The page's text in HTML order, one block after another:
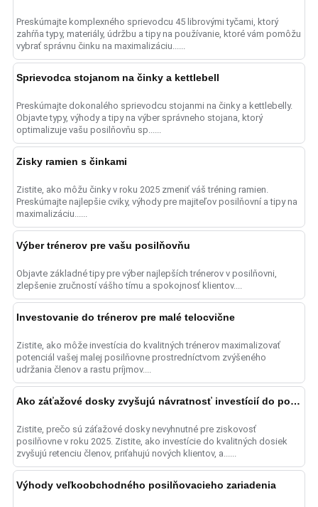
Preskúmajte komplexného sprievodcu 45 librovými tyčami, ktorý
zahŕňa typy, materiály, údržbu a tipy na používanie, ktoré vám pomôžu
vybrať správnu činku na maximalizáciu......
Sprievodca stojanom na činky a kettlebell
Preskúmajte dokonalého sprievodcu stojanmi na činky a kettlebelly.
Objavte typy, výhody a tipy na výber správneho stojana, ktorý
optimalizuje vašu posilňovňu sp......
Zisky ramien s činkami
Zistite, ako môžu činky v roku 2025 zmeniť váš tréning ramien.
Preskúmajte najlepšie cviky, výhody pre majiteľov posilňovní a tipy na
maximalizáciu......
Výber trénerov pre vašu posilňovňu
Objavte základné tipy pre výber najlepších trénerov v posilňovni,
zlepšenie zručností vášho tímu a spokojnosť klientov....
Investovanie do trénerov pre malé telocvične
Zistite, ako môže investícia do kvalitných trénerov maximalizovať
potenciál vašej malej posilňovne prostredníctvom zvýšeného
udržania členov a rastu príjmov....
Ako záťažové dosky zvyšujú návratnosť investícií do posilňovne v roku 2025
Zistite, prečo sú záťažové dosky nevyhnutné pre ziskovosť
posilňovne v roku 2025. Zistite, ako investície do kvalitných dosiek
zvyšujú retenciu členov, priťahujú nových klientov, a......
Výhody veľkoobchodného posilňovacieho zariadenia